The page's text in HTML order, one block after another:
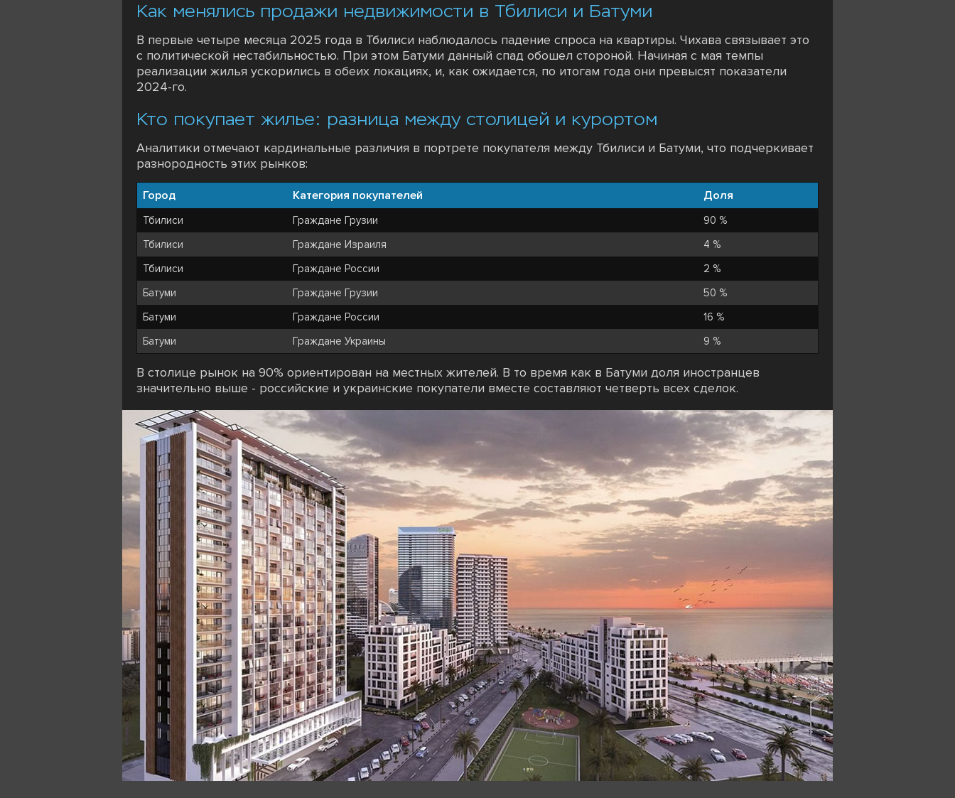
Как менялись продажи недвижимости в Тбилиси и Батуми
В первые четыре месяца 2025 года в Тбилиси наблюдалось падение спроса на квартиры. Чихава связывает это
с политической нестабильностью. При этом Батуми данный спад обошел стороной. Начиная с мая темпы
реализации жилья ускорились в обеих локациях, и, как ожидается, по итогам года они превысят показатели
2024-го.
Кто покупает жилье: разница между столицей и курортом
Аналитики отмечают кардинальные различия в портрете покупателя между Тбилиси и Батуми, что подчеркивает
разнородность этих рынков:
Город Категория покупателей Доля
Тбилиси Граждане Грузии
90 %
Тбилиси
Граждане Израиля
4 %
Тбилиси
Граждане России
2 %
Батуми
Граждане Грузии
50 %
Батуми
Граждане России
16 %
Батуми
Граждане Украины 9 %
В столице рынок на 90% ориентирован на местных жителей. В то время как в Батуми доля иностранцев
значительно выше - российские и украинские покупатели вместе составляют четверть всех сделок.